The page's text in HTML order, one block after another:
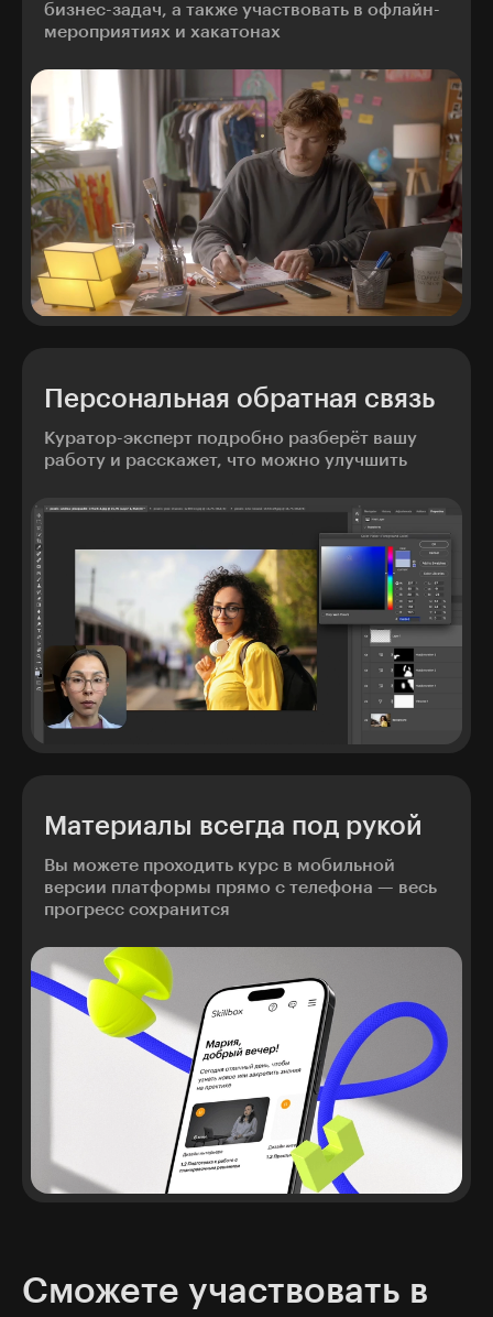
бизнес-задач, а также участвовать в офлайн-
мероприятиях и хакатонах
Персональная обратная связь
Куратор-эксперт подробно разберёт вашу
работу и расскажет, что можно улучшить
Материалы всегда под рукой
Вы можете проходить курс в мобильной
версии платформы прямо с телефона — весь
прогресс сохранится
Сможете участвовать в